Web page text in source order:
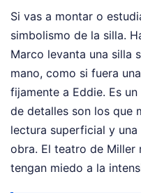
Si vas a montar o
simbolismo de la silla.
Marco levanta una silla
mano, como si fuera
fijamente a Eddie. Es
de detalles son los que
lectura superficial y
obra. El teatro de Miller
tengan miedo a la